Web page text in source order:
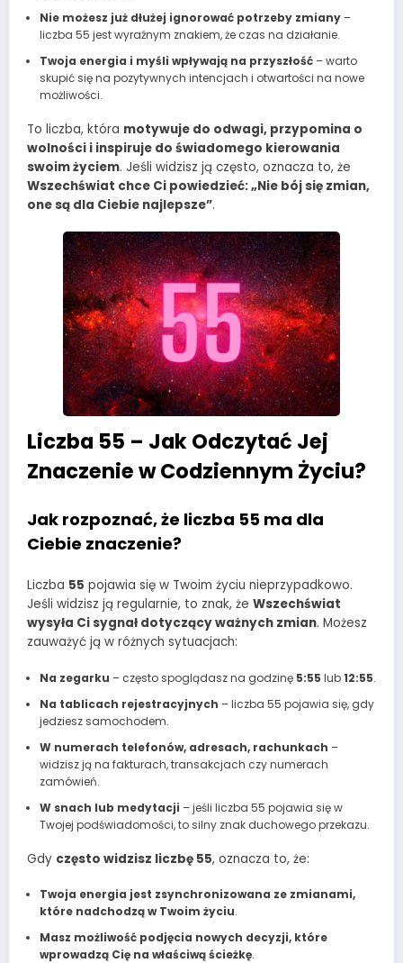
Nie możesz już dłużej ignorować potrzeby zmiany–
liczba 55 jest wyraźnym znakiem, że czas na działanie.
Twoja energia i myśli wpływają na przyszłość– warto
skupić się na pozytywnych intencjach i otwartości na nowe
możliwości.
To liczba, która motywuje do odwagi, przypomina o
wolności i inspiruje do świadomego kierowania
swoim życiem. Jeśli widzisz ją często, oznacza to, że
Wszechświat chce Ci powiedzieć: „Nie bój się zmian,
one są dla Ciebie najlepsze”.
Liczba 55 – Jak Odczytać Jej
Znaczenie w Codziennym Życiu?
Jak rozpoznać, że liczba 55 ma dla
Ciebie znaczenie?
Liczba 55 pojawia się w Twoim życiu nieprzypadkowo.
Jeśli widzisz ją regularnie, to znak, że Wszechświat
wysyła Ci sygnał dotyczący ważnych zmian. Możesz
zauważyć ją w różnych sytuacjach:
Na zegarku – często spoglądasz na godzinę 5:55 lub12:55.
Na tablicach rejestracyjnych – liczba 55 pojawia się, gdy
jedziesz samochodem.
W numerach telefonów, adresach, rachunkach –
widzisz ją na fakturach, transakcjach czy numerach
zamówień.
W snach lub medytacji – jeśli liczba 55 pojawia się w
Twojej podświadomości, to silny znak duchowego przekazu.
Gdy często widzisz liczbę 55, oznacza to, że:
Twoja energia jest zsynchronizowana ze zmianami,
które nadchodzą w Twoim życiu.
Masz możliwość podjęcia nowych decyzji, które
wprowadzą Cię na właściwą ścieżkę.